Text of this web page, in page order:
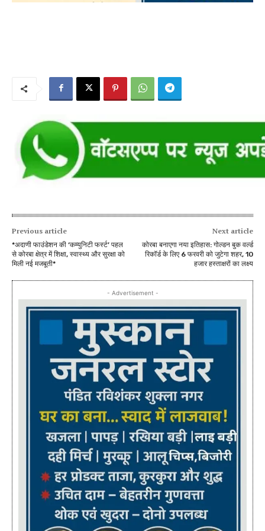
Previous article
*अदाणी फाउंडेशन की ‘कम्युनिटी फर्स्ट’ पहल
से कोरबा क्षेत्र में शिक्षा, स्वास्थ्य और सुरक्षा को
मिली नई मजबूती*
Next article
कोरबा बनाएगा नया इतिहास: गोल्डन बुक वर्ल्ड
रिकॉर्ड के लिए 6 फरवरी को जुटेगा शहर, 10
हजार हस्ताक्षरों का लक्ष्य
- Advertisement -